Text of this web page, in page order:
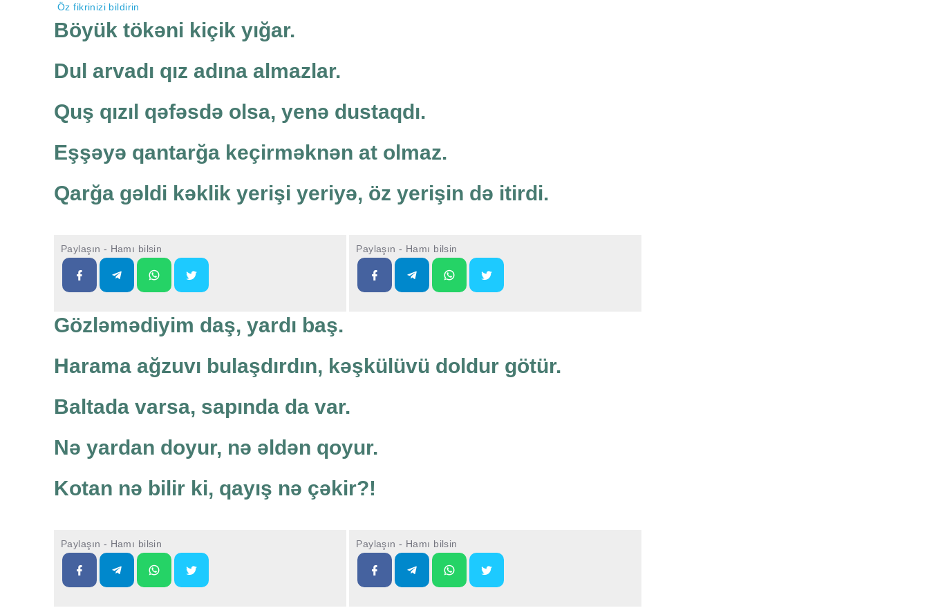
Öz fikrinizi bildirin
Böyük tökəni kiçik yığar.
Dul arvadı qız adına almazlar.
Quş qızıl qəfəsdə olsa, yenə dustaqdı.
Eşşəyə qantarğa keçirməknən at olmaz.
Qarğa gəldi kəklik yerişi yeriyə, öz yerişin də itirdi.
Paylaşın - Hamı bilsin Paylaşın - Hamı bilsin
Gözləmədiyim daş, yardı baş.
Harama ağzuvı bulaşdırdın, kəşkülüvü doldur götür.
Baltada varsa, sapında da var.
Nə yardan doyur, nə əldən qoyur.
Kotan nə bilir ki, qayış nə çəkir?!
Paylaşın - Hamı bilsin Paylaşın - Hamı bilsin